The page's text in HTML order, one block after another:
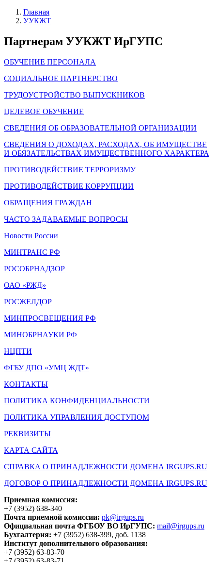
Главная
УУКЖТ
Партнерам УУКЖТ ИрГУПС
ОБУЧЕНИЕ ПЕРСОНАЛА
СОЦИАЛЬНОЕ ПАРТНЕРСТВО
ТРУДОУСТРОЙСТВО ВЫПУСКНИКОВ
ЦЕЛЕВОЕ ОБУЧЕНИЕ
СВЕДЕНИЯ ОБ ОБРАЗОВАТЕЛЬНОЙ ОРГАНИЗАЦИИ
СВЕДЕНИЯ О ДОХОДАХ, РАСХОДАХ, ОБ ИМУЩЕСТВЕ
И ОБЯЗАТЕЛЬСТВАХ ИМУЩЕСТВЕННОГО ХАРАКТЕРА
ПРОТИВОДЕЙСТВИЕ ТЕРРОРИЗМУ
ПРОТИВОДЕЙСТВИЕ КОРРУПЦИИ
ОБРАЩЕНИЯ ГРАЖДАН
ЧАСТО ЗАДАВАЕМЫЕ ВОПРОСЫ
Новости России
МИНТРАНС РФ
РОСОБРНАДЗОР
ОАО «РЖД»
РОСЖЕЛДОР
МИНПРОСВЕЩЕНИЯ РФ
МИНОБРНАУКИ РФ
НЦПТИ
ФГБУ ДПО «УМЦ ЖДТ»
КОНТАКТЫ
ПОЛИТИКА КОНФИДЕНЦИАЛЬНОСТИ
ПОЛИТИКА УПРАВЛЕНИЯ ДОСТУПОМ
РЕКВИЗИТЫ
КАРТА САЙТА
СПРАВКА О ПРИНАДЛЕЖНОСТИ ДОМЕНА IRGUPS.RU
ДОГОВОР О ПРИНАДЛЕЖНОСТИ ДОМЕНА IRGUPS.RU
Приемная комиссия:
+7 (3952) 638-340
Почта приемной комиссии: pk@irgups.ru
Официальная почта ФГБОУ ВО ИрГУПС: mail@irgups.ru
Бухгалтерия: +7 (3952) 638-399, доб. 1138
Институт дополнительного образования:
+7 (3952) 63-83-70